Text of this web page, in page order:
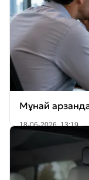
Мұнай
18-06-2026, 13:19